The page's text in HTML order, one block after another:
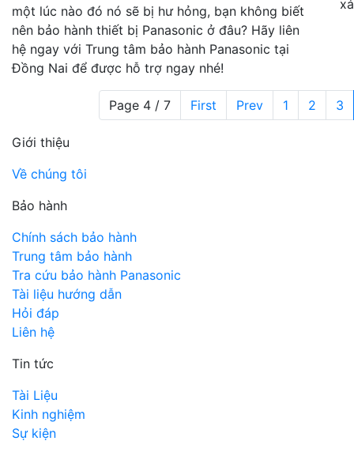
một lúc nào đó nó sẽ bị hư hỏng, bạn không biết
nên bảo hành thiết bị Panasonic ở đâu? Hãy liên
hệ ngay với Trung tâm bảo hành Panasonic tại
Đồng Nai để được hỗ trợ ngay nhé!
Page 4 / 7 First Prev 1 2 3
Giới thiệu
Về chúng tôi
Bảo hành
Chính sách bảo hành
Trung tâm bảo hành
Tra cứu bảo hành Panasonic
Tài liệu hướng dẫn
Hỏi đáp
Liên hệ
Tin tức
Tài Liệu
Kinh nghiệm
Sự kiện